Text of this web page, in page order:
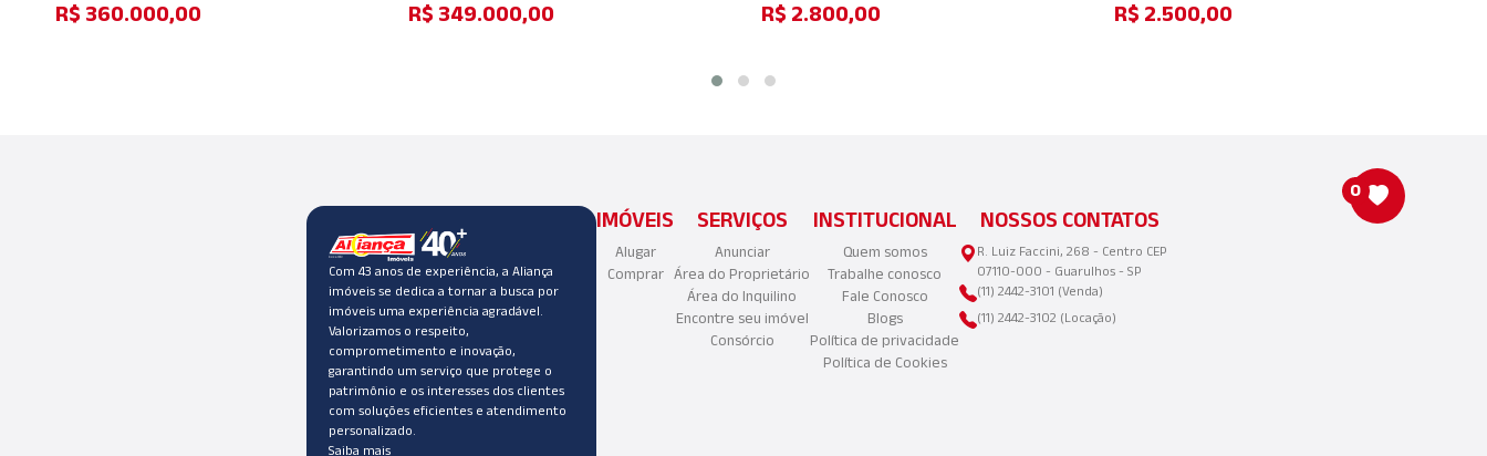
R$ 349.000,00 R$ 2.800,00 R$ 2.500,00 R$ 3.800,00
Com 43 anos de experiência, a Aliança
imóveis se dedica a tornar a busca por
imóveis uma experiência agradável.
Valorizamos o respeito,
comprometimento e inovação,
garantindo um serviço que protege o
patrimônio e os interesses dos clientes
com soluções eficientes e atendimento
personalizado.
Saiba mais
IMÓVEIS
Alugar
Comprar
SERVIÇOS
Anunciar
Área do Proprietário
Área do Inquilino
Encontre seu imóvel
Consórcio
INSTITUCIONAL
Quem somos
Trabalhe conosco
Fale Conosco
Blogs
Política de privacidade
Política de Cookies
NOSSOS CONTATOS
R. Luiz Faccini, 268 - Centro CEP
07110-000 - Guarulhos - SP
(11) 2442-3101 (Venda)
(11) 2442-3102 (Locação)
0